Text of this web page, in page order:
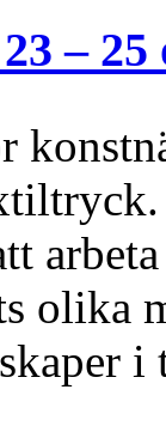
– 25
olika